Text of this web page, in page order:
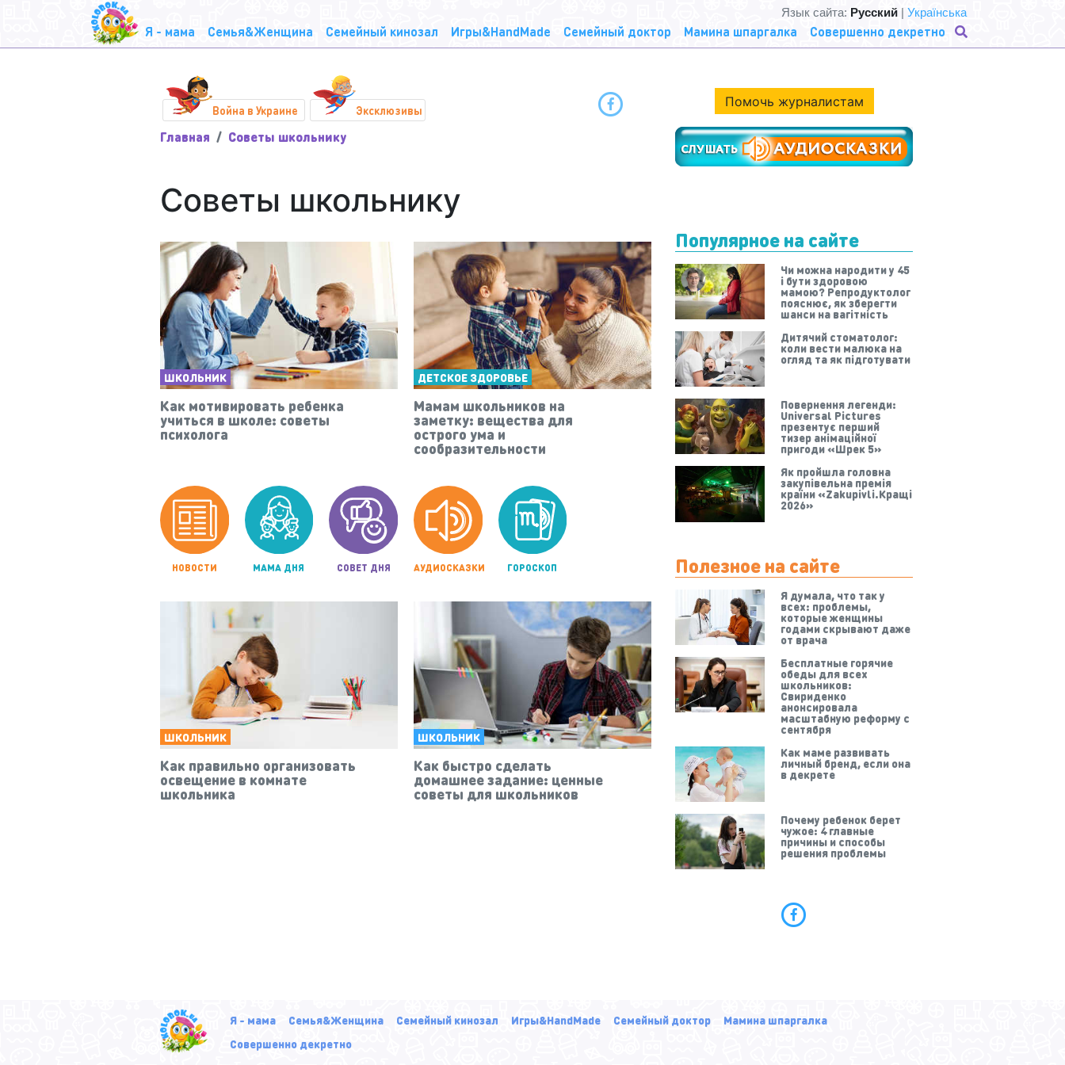
Я - мама Семья&Женщина Семейный кинозал Игры&HandMade Семейный доктор Мамина шпаргалка Совершенно декретно
Язык сайта: Русский | Українська
Война в Украине Эксклюзивы
Главная Советы школьнику
Советы школьнику
ШКОЛЬНИК
Как мотивировать ребенка
учиться в школе: советы
психолога
ДЕТСКОЕ ЗДОРОВЬЕ
Мамам школьников на
заметку: вещества для
острого ума и
сообразительности
НОВОСТИ МАМА ДНЯ СОВЕТ ДНЯ АУДИОСКАЗКИ ГОРОСКОП
ШКОЛЬНИК
Как правильно организовать
освещение в комнате
школьника
ШКОЛЬНИК
Как быстро сделать
домашнее задание: ценные
советы для школьников
Помочь журналистам
Популярное на сайте
Чи можна народити у 45
і бути здоровою
мамою? Репродуктолог
пояснює, як зберегти
шанси на вагітність
Дитячий стоматолог:
коли вести малюка на
огляд та як підготувати
Повернення легенди:
Universal Pictures
презентує перший
тизер анімаційної
пригоди «Шрек 5»
Як пройшла головна
закупівельна премія
країни «Zakupivli.Кращі
2026»
Полезное на сайте
Я думала, что так у
всех: проблемы,
которые женщины
годами скрывают даже
от врача
Бесплатные горячие
обеды для всех
школьников:
Свириденко
анонсировала
масштабную реформу с
сентября
Как маме развивать
личный бренд, если она
в декрете
Почему ребенок берет
чужое: 4 главные
причины и способы
решения проблемы
Я - мама Семья&Женщина Семейный кинозал Игры&HandMade Семейный доктор
Мамина шпаргалка
Совершенно декретно